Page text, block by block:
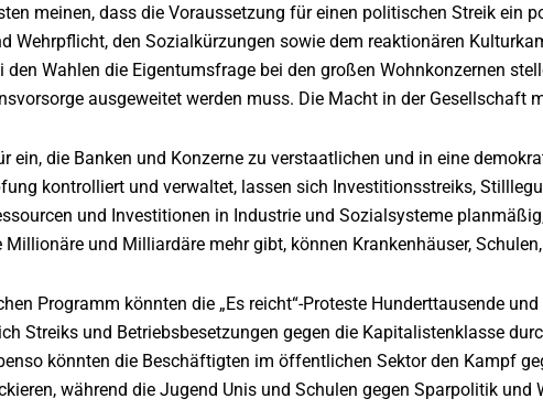
meinen, dass die Voraussetzung für einen politischen Streik ein
Wehrpflicht, den Sozialkürzungen sowie dem reaktionären
den Wahlen die Eigentumsfrage bei den großen Wohnkonzernen
ausgeweitet werden muss. Die Macht in der Gesellschaft
ein, die Banken und Konzerne zu verstaatlichen und in eine
kontrolliert und verwaltet, lassen sich Investitionsstreiks,
und Investitionen in Industrie und Sozialsysteme
Millionäre und Milliardäre mehr gibt, können Krankenhäuser,
Programm könnten die „Es reicht“-Proteste Hunderttausende
Streiks und Betriebsbesetzungen gegen die Kapitalistenklasse
könnten die Beschäftigten im öffentlichen Sektor den Kampf
während die Jugend Unis und Schulen gegen Sparpolitik und